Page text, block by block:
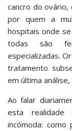
cancro do
por quem a
hospitais onde
todas são
especializadas.
tratamento
em última
Ao falar
esta realidade
incómoda: